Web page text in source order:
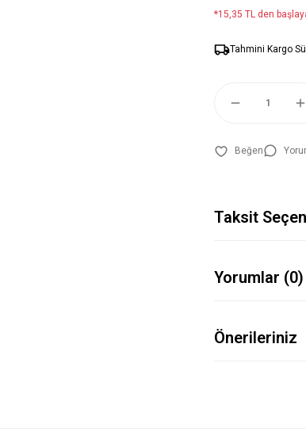
*15,35 TL den
Tahmini Kargo
Taksit
Yorumlar (0)
Önerileriniz